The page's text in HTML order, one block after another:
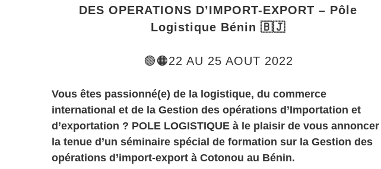
DES OPERATIONS D’IMPORT-EXPORT – Pôle
Logistique Bénin 🇧🇯
🟢🟠22 AU 25 AOUT 2022
Vous êtes passionné(e) de la logistique, du commerce
international et de la Gestion des opérations d’Importation et
d’exportation ? POLE LOGISTIQUE à le plaisir de vous annoncer
la tenue d’un séminaire spécial de formation sur la Gestion des
opérations d’import-export à Cotonou au Bénin.